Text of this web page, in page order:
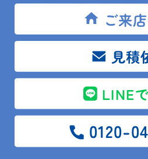
ご来
見積
LINE
0120-
現場レポート 2025.10.21
館山市 U様邸 トイレタンク